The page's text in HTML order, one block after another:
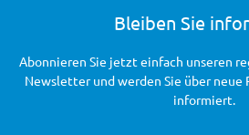
Bleiben Sie
Abonnieren Sie jetzt einfach unseren
Newsletter und werden Sie über neue
informiert.